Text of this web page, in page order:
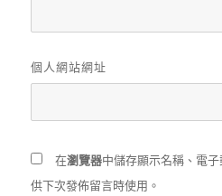
個人網站網址
在瀏覽器中儲存顯示名稱、電
供下次發佈留言時使用。